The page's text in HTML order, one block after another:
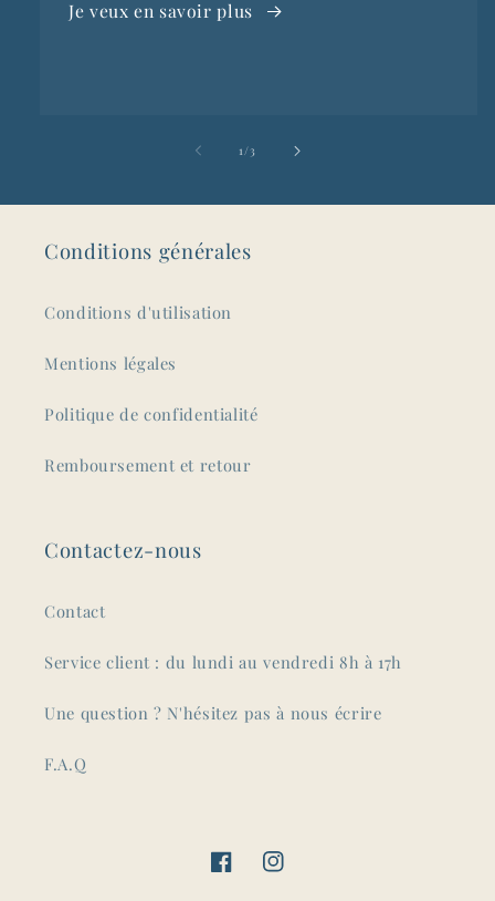
Je veux en savoir plus
1 /de3
Conditions générales
Conditions d'utilisation
Mentions légales
Politique de confidentialité
Remboursement et retour
Contactez-nous
Contact
Service client : du lundi au vendredi 8h à 17h
Une question ? N'hésitez pas à nous écrire
F.A.Q
FacebookInstagram